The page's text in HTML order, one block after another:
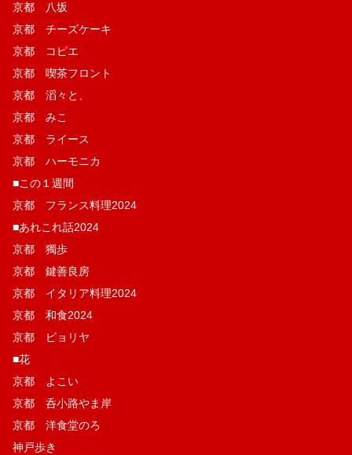
京都 八坂
京都 チーズケーキ
京都 コピエ
京都 喫茶フロント
京都 滔々と、
京都 みこ
京都 ライース
京都 ハーモニカ
■この１週間
京都 フランス料理2024
■あれこれ話2024
京都 獨歩
京都 鍵善良房
京都 イタリア料理2024
京都 和食2024
京都 ピョリヤ
■花
京都 よこい
京都 呑小路やま岸
京都 洋食堂のろ
神戸歩き